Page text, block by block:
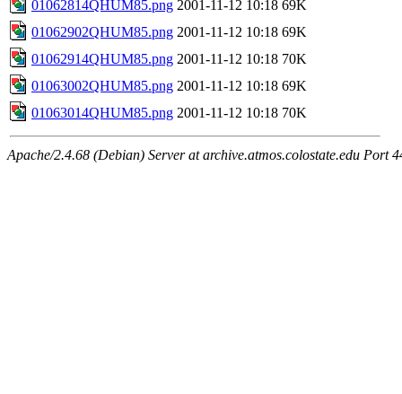
01062814QHUM85.png 2001-11-12 10:18 69K
01062902QHUM85.png 2001-11-12 10:18 69K
01062914QHUM85.png 2001-11-12 10:18 70K
01063002QHUM85.png 2001-11-12 10:18 69K
01063014QHUM85.png 2001-11-12 10:18 70K
Apache/2.4.68 (Debian) Server at archive.atmos.colostate.edu Port